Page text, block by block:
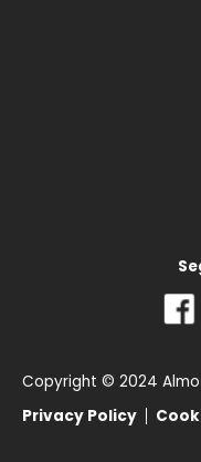
Copyright © 2024
Privacy Policy